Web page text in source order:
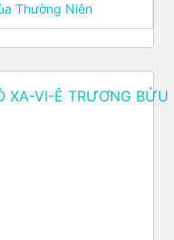
Thường Niên